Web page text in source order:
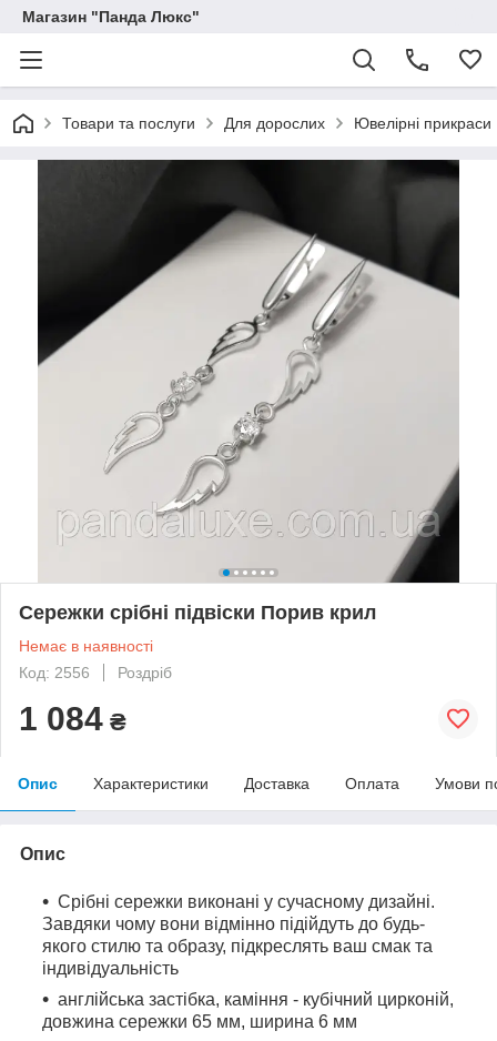
Магазин "Панда Люкс"
Товари та послуги Для дорослих Ювелірні прикраси
Сережки срібні підвіски Порив крил
Немає в наявності
Код: 2556
Роздріб
1 084 ₴
Опис Характеристики Доставка Оплата Умови
Опис
Срібні сережки виконані у сучасному дизайні.
Завдяки чому вони відмінно підійдуть до будь-
якого стилю та образу, підкреслять ваш смак та
індивідуальність
англійська застібка, каміння - кубічний цирконій,
довжина сережки 65 мм, ширина 6 мм